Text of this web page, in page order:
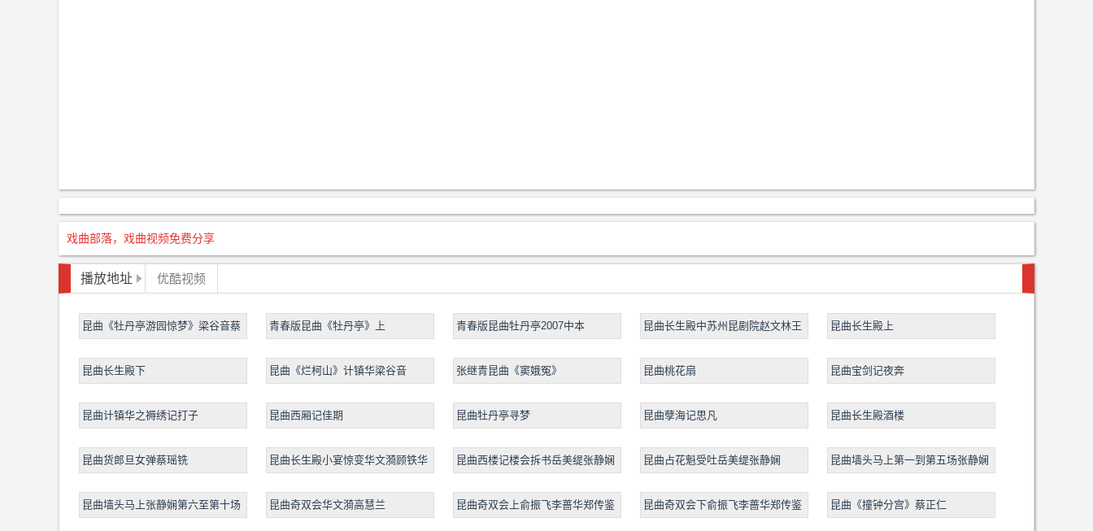
戏曲部落，戏曲视频免费分享
播放地址 优酷视频
昆曲《牡丹亭游园惊梦》梁谷音蔡
青春版昆曲《牡丹亭》上 青春版昆曲牡丹亭2007中本
昆曲长生殿中苏州昆剧院赵文林王
昆曲长生殿上
昆曲长生殿下 昆曲《烂柯山》计镇华梁谷音 张继青昆曲《窦娥冤》 昆曲桃花扇 昆曲宝剑记夜奔
昆曲计镇华之褥绣记打子 昆曲西厢记佳期 昆曲牡丹亭寻梦 昆曲孽海记思凡 昆曲长生殿酒楼
昆曲货郎旦女弹蔡瑶铣 昆曲长生殿小宴惊变华文漪顾铁华 昆曲西楼记楼会拆书岳美缇张静娴 昆曲占花魁受吐岳美缇张静娴 昆曲墙头马上第一到第五场张静娴
昆曲墙头马上张静娴第六至第十场 昆曲奇双会华文漪高慧兰 昆曲奇双会上俞振飞李蔷华郑传鉴 昆曲奇双会下俞振飞李蔷华郑传鉴 昆曲《撞钟分宫》蔡正仁